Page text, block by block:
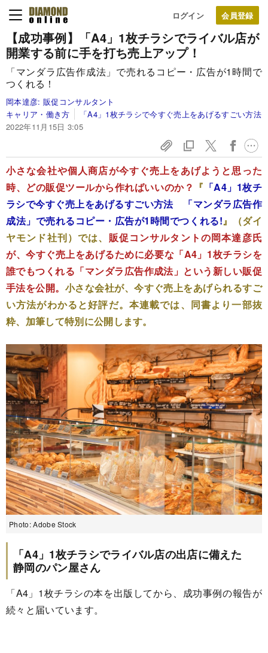
ログイン
【成功事例】「A4」1枚チラシでライバル店が
開業する前に手を打ち売上アップ！
「マンダラ広告作成法」で売れるコピー・広告が1時間で
つくれる！
岡本達彦: 販促コンサルタント
キャリア・働き方
「A4」1枚チラシで今すぐ売上をあげるすごい方法
2022年11月15日 3:05
小さな会社や個人商店が今すぐ売上をあげようと思った
時、どの販促ツールから作ればいいのか？ 『 「A4」1枚チ
ラシで今すぐ売上をあげるすごい方法 「マンダラ広告作
成法」で売れるコピー・広告が1時間でつくれる!』（ダイ
ヤモンド社刊）では、 販促コンサルタントの岡本達彦氏
が、今すぐ売上をあげるために必要な「A4」1枚チラシを
誰でもつくれる「マンダラ広告作成法」という新しい販促
手法を公開。 小さな会社が、今すぐ売上をあげられるすご
い方法がわかると好評だ。本連載では、同書より一部抜
粋、加筆して特別に公開します。
Photo: Adobe Stock
「A4」1枚チラシでライバル店の出店に備えた
静岡のパン屋さん
「A4」1枚チラシの本を出版してから、成功事例の報告が
続々と届いています。